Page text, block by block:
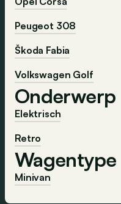
Peugeot 308
Škoda Fabia
Volkswagen Golf
Onderwerp
Elektrisch
Retro
Wagentype
Minivan